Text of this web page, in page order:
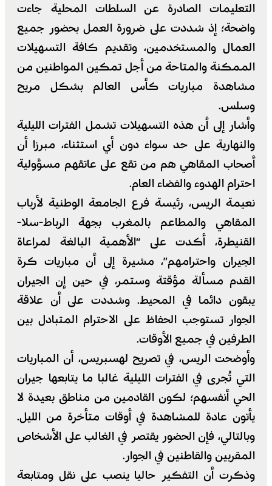
التعليمات الصادرة عن السلطات المحلية جاءت
واضحة؛ إذ شددت على ضرورة العمل بحضور جميع
العمال والمستخدمين، وتقديم كافة التسهيلات
الممكنة والمتاحة من أجل تمكين المواطنين من
مشاهدة مباريات كأس العالم بشكل مريح
وسلس.
وأشار إلى أن هذه التسهيلات تشمل الفترات الليلية
والنهارية على حد سواء دون أي استثناء، مبرزا أن
أصحاب المقاهي هم من تقع على عاتقهم مسؤولية
احترام الهدوء والفضاء العام.
نعيمة الريس، رئيسة فرع الجامعة الوطنية لأرباب
المقاهي والمطاعم بالمغرب بجهة الرباط-سلا-
القنيطرة، أكدت على “الأهمية البالغة لمراعاة
الجيران واحترامهم”، مشيرة إلى أن مباريات كرة
القدم مسألة مؤقتة وستمر، في حين إن الجيران
يبقون دائما في المحيط. وشددت على أن علاقة
الجوار تستوجب الحفاظ على الاحترام المتبادل بين
الطرفين في جميع الأوقات.
وأوضحت الريس، في تصريح لهسبريس، أن المباريات
التي تُجرى في الفترات الليلية غالبا ما يتابعها جيران
الحي أنفسهم؛ لكون القادمين من مناطق بعيدة لا
يأتون عادة للمشاهدة في أوقات متأخرة من الليل.
وبالتالي، فإن الحضور يقتصر في الغالب على الأشخاص
المقربين والقاطنين في الجوار.
وذكرت أن التفكير حاليا ينصب على نقل ومتابعة